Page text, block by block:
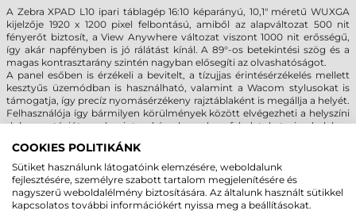
A ZebraXPAD L10 ipari táblagép 16:10 képarányú, 10,1" méretű WUXGA
kijelzője 1920 x 1200 pixel felbontású, amiből az alapváltozat 500 nit
fényerőt biztosít, a View Anywhere változat viszont 1000 nit erősségű,
így akár napfényben is jó rálátást kínál. A 89°-os betekintési szög és a
magas kontrasztarány szintén nagyban elősegíti az olvashatóságot.
A panel esőben is érzékeli a bevitelt, a tízujjas érintésérzékelés mellett
kesztyűs üzemódban is használható, valamint a Wacom stylusokat is
támogatja, így precíz nyomásérzékeny rajztáblaként is megállja a helyét.
Felhasználója így bármilyen körülmények között elvégezheti a helyszíni
dokumentációt, valamint akár komplex feladatokat is helyben
megoldhat, időt és költségeket spórolva a vállalat számára. A Corning
Gorilla Glass 3 üveg az esetleges karcolásoktól is megvédi a képernyőt,
így az L10 sorozat típusaival egy olyan mobil irodát kap, ami ténylegesen
bírja a kiképzést, akárhová is vigye a felhasználója!
MAXIMÁLIS HORDOZHATÓSÁG!
COOKIES POLITIKÁNK
Sütiket használunk látogatóink elemzésére, weboldalunk
fejlesztésére, személyre szabott tartalom megjelenítésére és
nagyszerű weboldalélmény biztosítására. Az általunk használt sütikkel
kapcsolatos további információkért nyissa meg a beállításokat.